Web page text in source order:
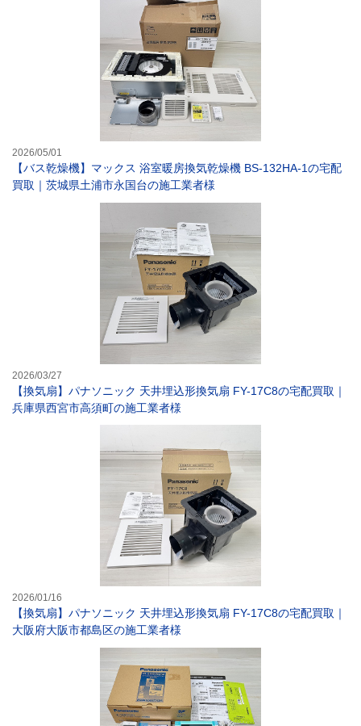
2026/05/01
【バス乾燥機】マックス 浴室暖房換気乾燥機 BS-132HA-1の宅配
買取｜茨城県土浦市永国台の施工業者様
2026/03/27
【換気扇】パナソニック 天井埋込形換気扇 FY-17C8の宅配買取｜
兵庫県西宮市高須町の施工業者様
2026/01/16
【換気扇】パナソニック 天井埋込形換気扇 FY-17C8の宅配買取｜
大阪府大阪市都島区の施工業者様